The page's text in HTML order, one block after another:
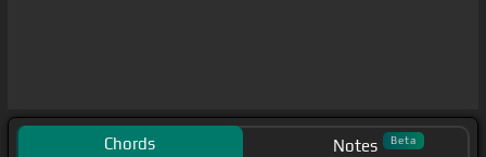
Chords Notes Beta